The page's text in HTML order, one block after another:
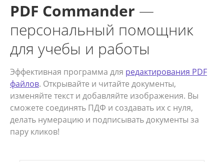
PDF Commander —
персональный помощник
для учебы и работы
Эффективная программа для редактирования PDF
файлов. Открывайте и читайте документы,
изменяйте текст и добавляйте изображения. Вы
сможете соединять ПДФ и создавать их с нуля,
делать нумерацию и подписывать документы за
пару кликов!